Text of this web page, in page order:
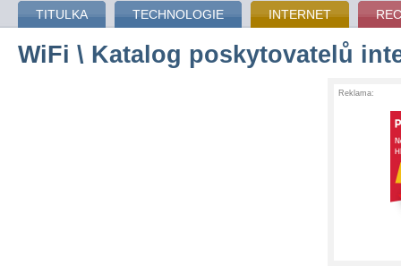
TITULKA TECHNOLOGIE INTERNET
WiFi \ Katalog poskytovatelů
Reklama: